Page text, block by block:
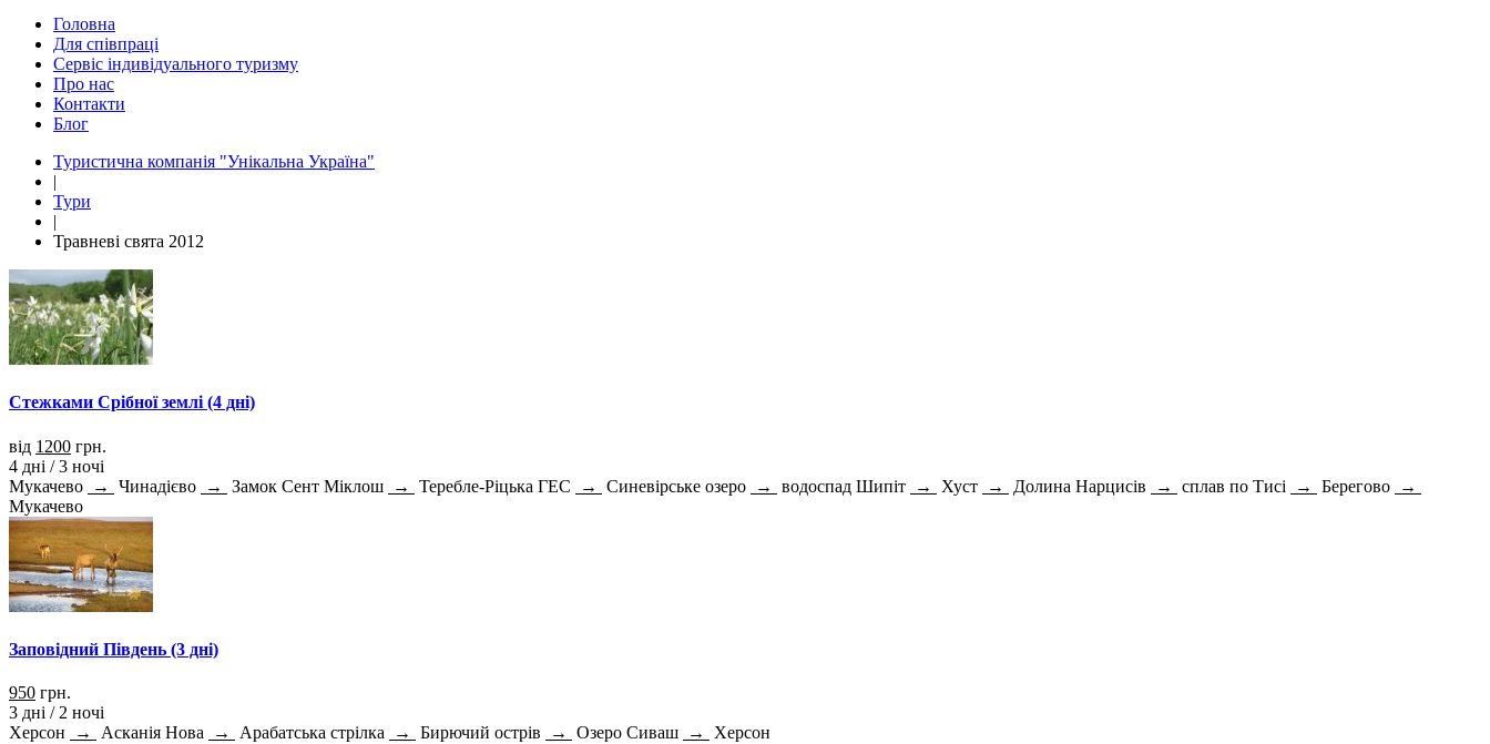
Головна
Для cпівпраці
Сервіс індивідуального туризму
Про нас
Контакти
Блог
Туристична компанія "Унікальна Україна"
|
Тури
|
Травневі свята 2012
Стежками Срібної землі (4 дні)
від 1200 грн.
4 дні / 3 ночі
Мукачево
→ Чинадієво → Замок Сент Міклош → Теребле-Ріцька ГЕС → Синевірське озеро → водоспад Шипіт → Хуст → Долина Нарцисів → сплав по Тисі → Берегово
→
Мукачево
Заповідний Південь (3 дні)
950 грн.
3 дні / 2 ночі
Херсон
→ Асканія Нова → Арабатська стрілка → Бирючий острів → Озеро Сиваш → Херсон